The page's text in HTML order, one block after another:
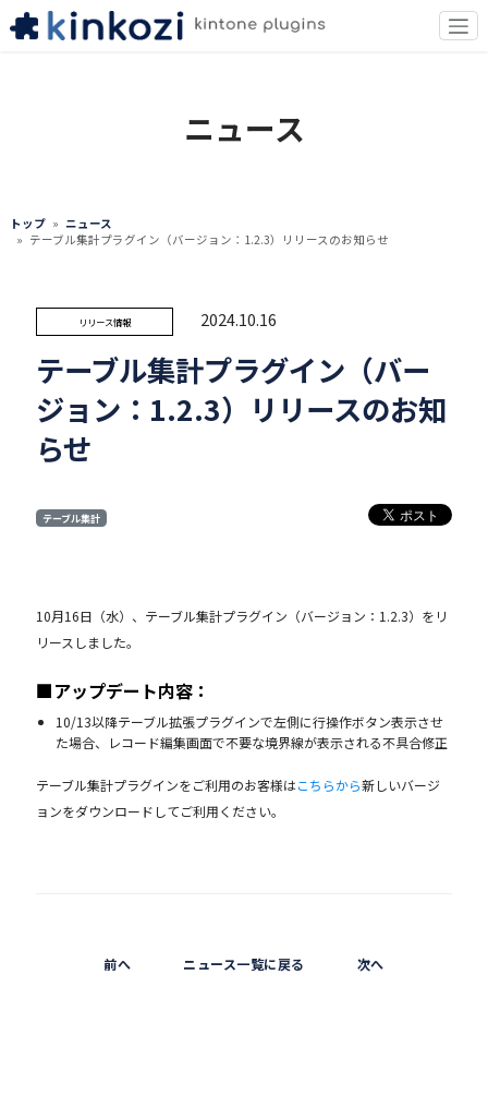
ニュース
トップ
ニュース
テーブル集計プラグイン（バージョン：1.2.3）リリースのお知らせ
リリース情報 2024.10.16
テーブル集計プラグイン（バー
ジョン：1.2.3）リリースのお知
らせ
テーブル集計
10月16日（水）、テーブル集計プラグイン（バージョン：1.2.3）をリ
リースしました。
■アップデート内容：
10/13以降テーブル拡張プラグインで左側に行操作ボタン表示させ
た場合、レコード編集画面で不要な境界線が表示される不具合修正
テーブル集計プラグインをご利用のお客様はこちらから新しいバージ
ョンをダウンロードしてご利用ください。
前へ ニュース一覧に戻る 次へ